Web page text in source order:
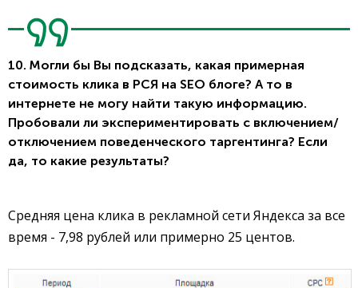
10. Могли бы Вы подсказать, какая примерная
стоимость клика в РСЯ на SEO блоге? А то в
интернете не могу найти такую информацию.
Пробовали ли экспериментировать с включением/
отключением поведенческого таргентинга? Если
да, то какие результаты?
Средняя цена клика в рекламной сети Яндекса за все
время - 7,98 рублей или примерно 25 центов.